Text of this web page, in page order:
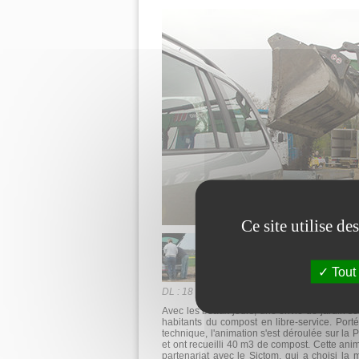
DL : 18 avril 2018
Avec les beaux jours, une envie de jardin
habitants du compost en li­bre-service.
technique, l'animation s'est déroulée sur la
et ont recueilli 40 m3 de compost. Cette
partenariat avec le Sictom, qui a choisi la
Ce site utilise